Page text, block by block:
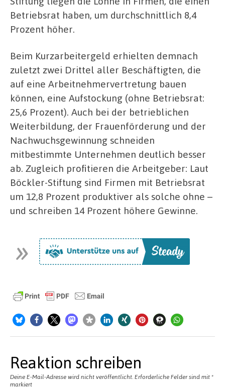
Betriebsrat haben, um durchschnittlich 8,4
Prozent höher.
Beim Kurzarbeitergeld erhielten demnach
zuletzt zwei Drittel aller Beschäftigten, die
auf eine Arbeitnehmervertretung bauen
können, eine Aufstockung (ohne Betriebsrat:
25,6 Prozent). Auch bei der betrieblichen
Weiterbildung, der Frauenförderung und der
Nachwuchsgewinnung schneiden
mitbestimmte Unternehmen deutlich besser
ab. Zugleich profitieren die Arbeitgeber: Laut
Böckler-Stiftung sind Firmen mit Betriebsrat
um 12,8 Prozent produktiver als solche ohne –
und schreiben 14 Prozent höhere Gewinne.
Reaktion schreiben
Deine E-Mail-Adresse wird nicht veröffentlicht. Erforderliche Felder sind mit *
markiert